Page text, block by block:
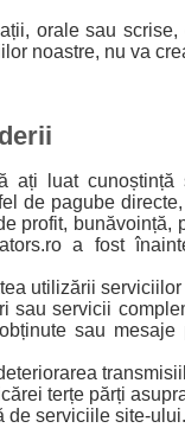
orale sau
noastre, nu va
ați luat
de pagube
profit,
a fost
utilizării serviciilor
sau servicii
sau
terțe părți
de serviciile site-ului.